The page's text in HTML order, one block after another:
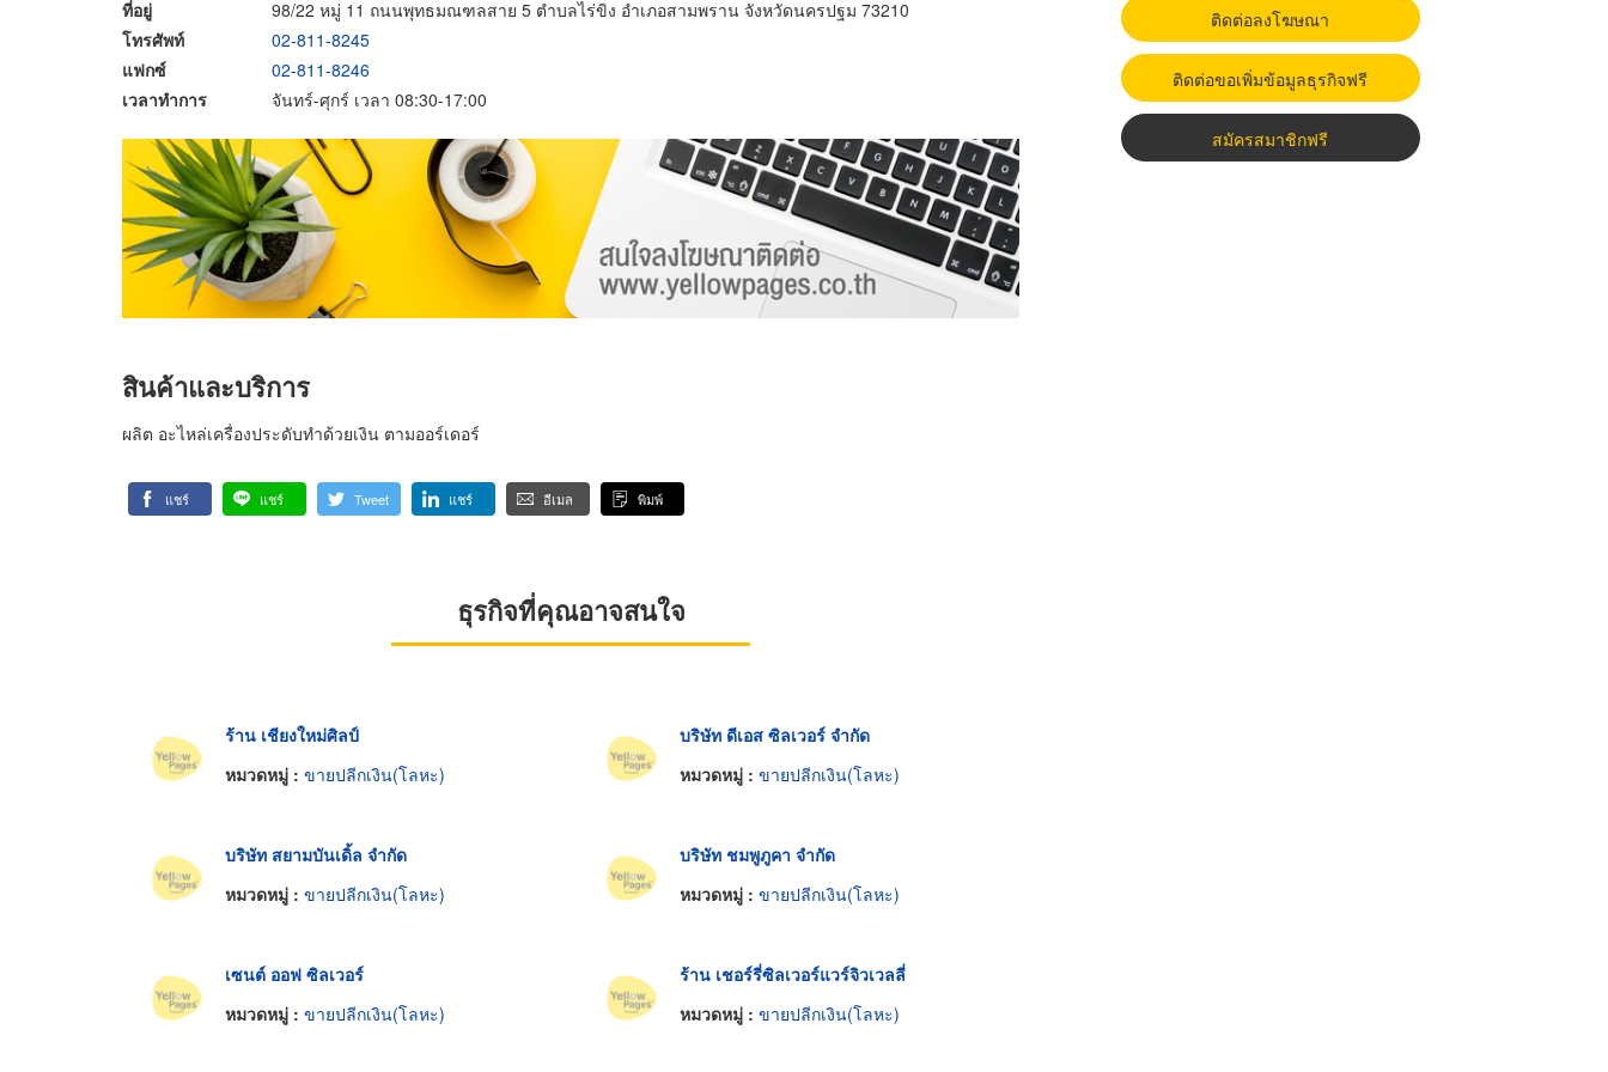
ที่อยู่
98/22 หมู่ 11 ถนนพุทธมณฑลสาย 5 ตำบลไร่ขิง อำเภอสามพราน จังหวัดนครปฐม 73210
โทรศัพท์
02-811-8245
แฟกซ์
02-811-8246
เวลาทำการ
จันทร์-ศุกร์ เวลา 08:30-17:00
สินค้าและบริการ
ผลิต อะไหล่เครื่องประดับทำด้วยเงิน ตามออร์เดอร์
แชร์ แชร์ Tweet แชร์ อีเมล พิมพ์
ธุรกิจที่คุณอาจสนใจ
ร้าน เชียงใหม่ศิลป์
หมวดหมู่ : ขายปลีกเงิน(โลหะ)
บริษัท ดีเอส ซิลเวอร์ จำกัด
หมวดหมู่ : ขายปลีกเงิน(โลหะ)
บริษัท สยามบันเดิ้ล จำกัด
หมวดหมู่ : ขายปลีกเงิน(โลหะ)
บริษัท ชมพูภูคา จำกัด
หมวดหมู่ : ขายปลีกเงิน(โลหะ)
เซนต์ ออฟ ซิลเวอร์
หมวดหมู่ : ขายปลีกเงิน(โลหะ)
ร้าน เชอร์รี่ซิลเวอร์แวร์จิวเวลลี่
หมวดหมู่ : ขายปลีกเงิน(โลหะ)
ติดต่อลงโฆษณา
ติดต่อขอเพิ่มข้อมูลธุรกิจฟรี
สมัครสมาชิกฟรี